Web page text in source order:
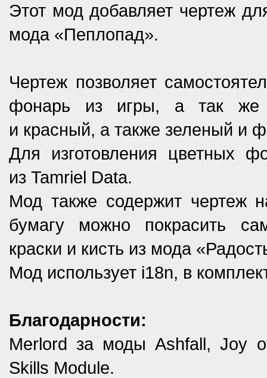
Этот мод добавляет чертеж
мода «Пеплопад».
Чертеж позволяет
фонарь из игры, а так же
и красный, а также зеленый и
Для изготовления цветных
из Tamriel Data.
Мод также содержит чертеж
бумагу можно покрасить
краски и кисть из мода
Мод использует i18n, в
Благодарности:
Merlord за моды Ashfall, Joy
Skills Module.